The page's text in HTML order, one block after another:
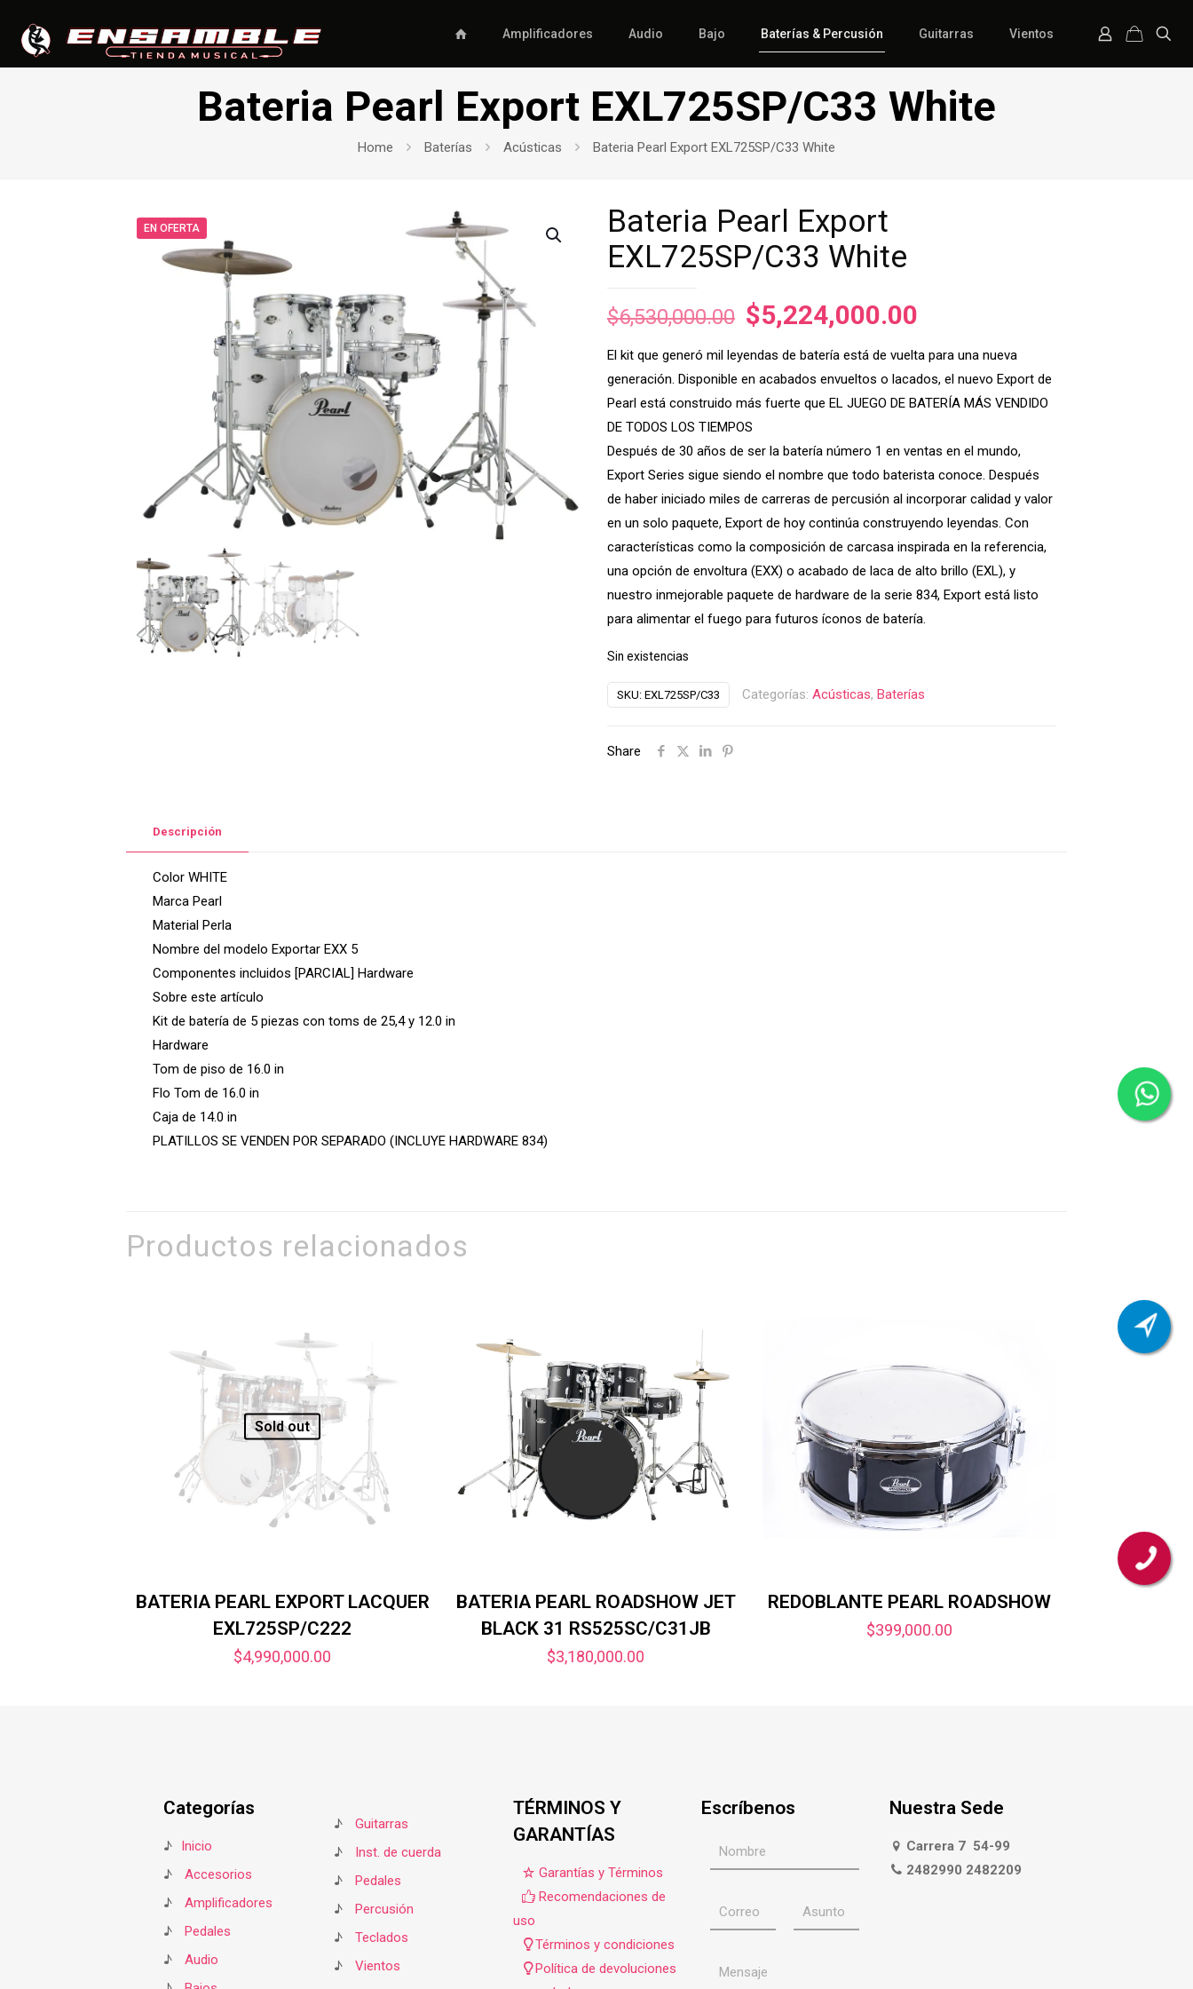
Amplificadores Audio Bajo Baterías & Percusión Guitarras Vientos
Bateria Pearl Export EXL725SP/C33 White
Home Baterías Acústicas Bateria Pearl Export EXL725SP/C33 White
EN OFERTA
Bateria Pearl Export
EXL725SP/C33 White
$6,530,000.00 El
original
era:
$6,530,000.00.
$5,224,000.00
actual
es:
El kit que generó mil leyendas de batería está de vuelta para una nueva
generación. Disponible en acabados envueltos o lacados, el nuevo Export de
Pearl está construido más fuerte que EL JUEGO DE BATERÍA MÁS VENDIDO
DE TODOS LOS TIEMPOS
Después de 30 años de ser la batería número 1 en ventas en el mundo,
Export Series sigue siendo el nombre que todo baterista conoce. Después
de haber iniciado miles de carreras de percusión al incorporar calidad y valor
en un solo paquete, Export de hoy continúa construyendo leyendas. Con
características como la composición de carcasa inspirada en la referencia,
una opción de envoltura (EXX) o acabado de laca de alto brillo (EXL), y
nuestro inmejorable paquete de hardware de la serie 834, Export está listo
para alimentar el fuego para futuros íconos de batería.
Sin existencias
SKU: EXL725SP/C33 Categorías: Acústicas, Baterías
Share
Descripción
Color WHITE
Marca Pearl
Material Perla
Nombre del modelo Exportar EXX 5
Componentes incluidos [PARCIAL] Hardware
Sobre este artículo
Kit de batería de 5 piezas con toms de 25,4 y 12.0 in
Hardware
Tom de piso de 16.0 in
Flo Tom de 16.0 in
Caja de 14.0 in
PLATILLOS SE VENDEN POR SEPARADO (INCLUYE HARDWARE 834)
Productos relacionados
Sold out
BATERIA PEARL EXPORT LACQUER
EXL725SP/C222
$4,990,000.00
BATERIA PEARL ROADSHOW JET
BLACK 31 RS525SC/C31JB
$3,180,000.00
REDOBLANTE PEARL ROADSHOW
$399,000.00
Categorías
♪
Inicio
♪
Accesorios
♪
Amplificadores
♪
Pedales
♪
Audio
♪
Guitarras
♪
Inst. de cuerda
♪
Pedales
♪
Percusión
♪
Teclados
♪
Vientos
TÉRMINOS Y
GARANTÍAS
Garantías y Términos
Recomendaciones de
uso
Términos y condiciones
Política de devoluciones
Escríbenos Nuestra Sede
Carrera 7 54-99
2482990 2482209